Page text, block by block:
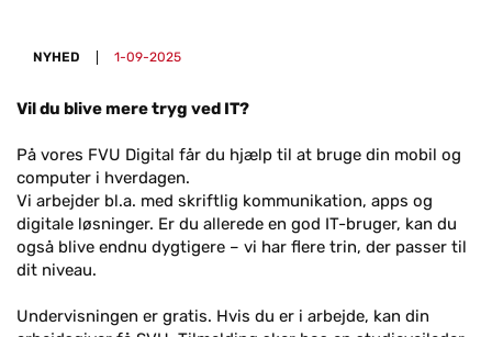
NYHED 1-09-2025
Vil du blive mere tryg ved IT?
På vores FVU Digital får du hjælp til at bruge din mobil og
computer i hverdagen.
Vi arbejder bl.a. med skriftlig kommunikation, apps og
digitale løsninger. Er du allerede en god IT-bruger, kan du
også blive endnu dygtigere – vi har flere trin, der passer til
dit niveau.
Undervisningen er gratis. Hvis du er i arbejde, kan din